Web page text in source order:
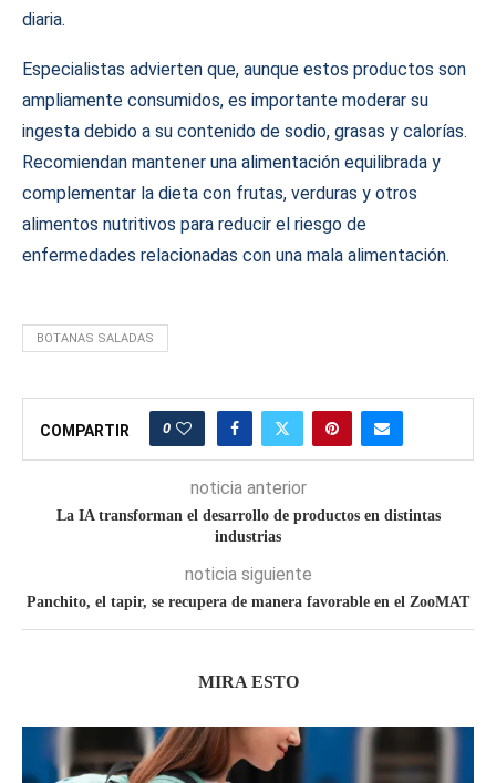
diaria.
Especialistas advierten que, aunque estos productos son
ampliamente consumidos, es importante moderar su
ingesta debido a su contenido de sodio, grasas y calorías.
Recomiendan mantener una alimentación equilibrada y
complementar la dieta con frutas, verduras y otros
alimentos nutritivos para reducir el riesgo de
enfermedades relacionadas con una mala alimentación.
BOTANAS SALADAS
COMPARTIR 0
noticia anterior
La IA transforman el desarrollo de productos en distintas
industrias
noticia siguiente
Panchito, el tapir, se recupera de manera favorable en el ZooMAT
MIRA ESTO